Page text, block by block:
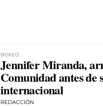
BOXEO
Jennifer Miranda,
Comunidad antes de
internacional
REDACCIÓN